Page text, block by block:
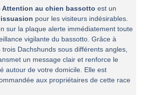
Attention au chien bassotto est un
pour les visiteurs indésirables.
sur la plaque alerte immédiatement toute
vigilante du bassotto. Grâce à
trois Dachshunds sous différents angles,
un message clair et renforce le
autour de votre domicile. Elle est
aux propriétaires de cette race